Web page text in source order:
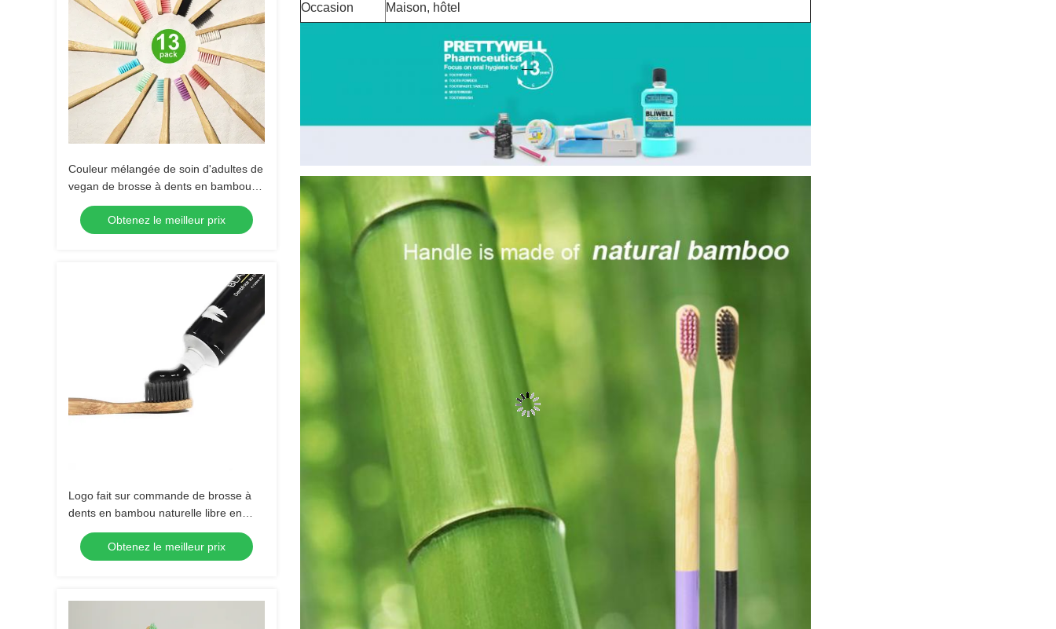
Couleur mélangée de soin d'adultes de
vegan de brosse à dents en bambou
orale de charbon de bois
Obtenez le meilleur prix
Logo fait sur commande de brosse à
dents en bambou naturelle libre en
plastique compostable verte de
charbon de bois
Obtenez le meilleur prix
Occasion Maison, hôtel